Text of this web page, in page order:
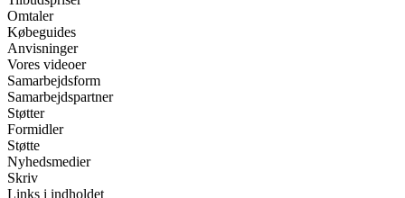
Omtaler
Købeguides
Anvisninger
Vores videoer
Samarbejdsform
Samarbejdspartner
Støtter
Formidler
Støtte
Nyhedsmedier
Skriv
Links i indholdet